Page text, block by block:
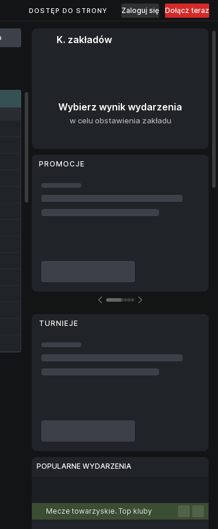
DOSTĘP DO STRONY Zaloguj się Dołącz teraz
K. zakładów
Wybierz wynik wydarzenia
w celu obstawienia zakładu
PROMOCJE
TURNIEJE
POPULARNE WYDARZENIA
Mecze towarzyskie. Top kluby